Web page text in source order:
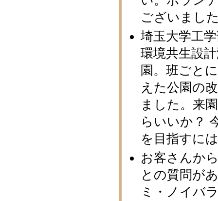
ございまし
埼玉大学工
環境共生設
園。班ごと
えた公園の
ました。来
らいいか？
を目指すに
お客さんか
との質問が
ミ・ノイバ